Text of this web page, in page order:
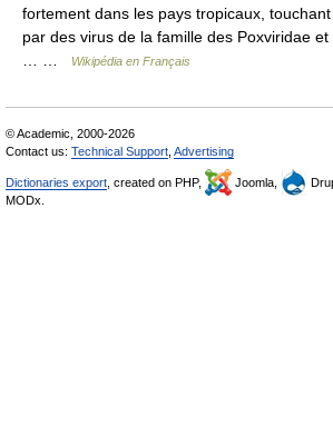
fortement dans les pays tropicaux,
par des virus de la famille des Poxviridae et
Wikipédia en Français
© Academic, 2000-2026
Contact us: Technical Support Advertising
Dictionaries export , created on PHP, Joomla,
MODx.